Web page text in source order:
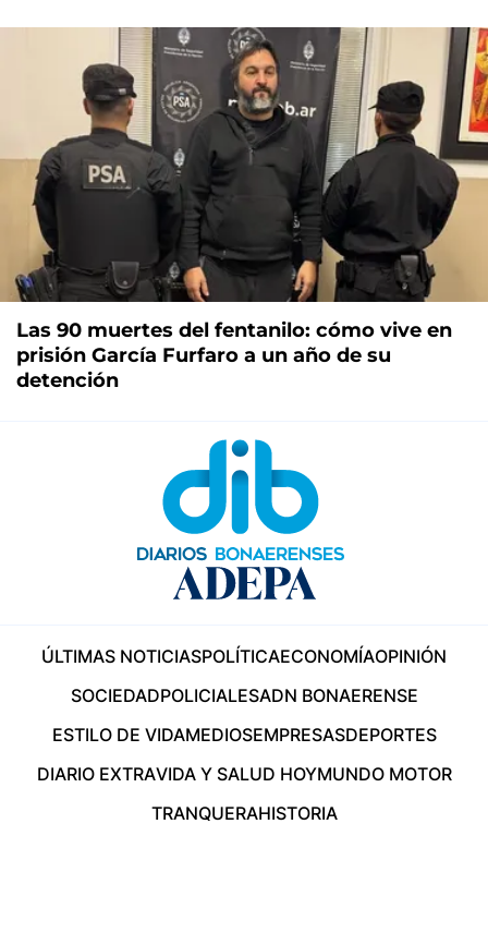
Las 90 muertes del fentanilo: cómo vive en
prisión García Furfaro a un año de su
detención
ÚLTIMAS NOTICIASPOLÍTICAECONOMÍAOPINIÓN
SOCIEDADPOLICIALESADN BONAERENSE
ESTILO DE VIDAMEDIOSEMPRESASDEPORTES
DIARIO EXTRAVIDA Y SALUD HOYMUNDO MOTOR
TRANQUERAHISTORIA